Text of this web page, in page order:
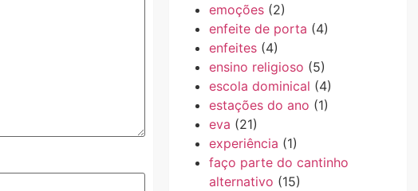
emoções(2)
enfeite de porta (4)
enfeites(4)
ensino religioso (5)
escola dominical (4)
estações do ano (1)
eva (21)
experiência (1)
faço parte do cantinho
alternativo (15)